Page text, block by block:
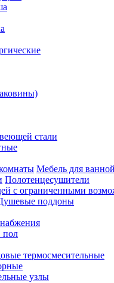
стали
Мебель для
Полотенцесушители
поддоны
пол
термосмесительные
узлы